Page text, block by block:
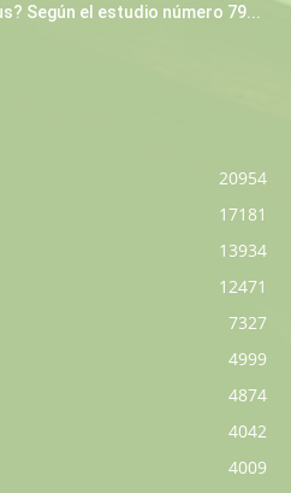
Según el estudio número 79...
20954
17181
13934
12471
7327
4999
4874
4042
4009